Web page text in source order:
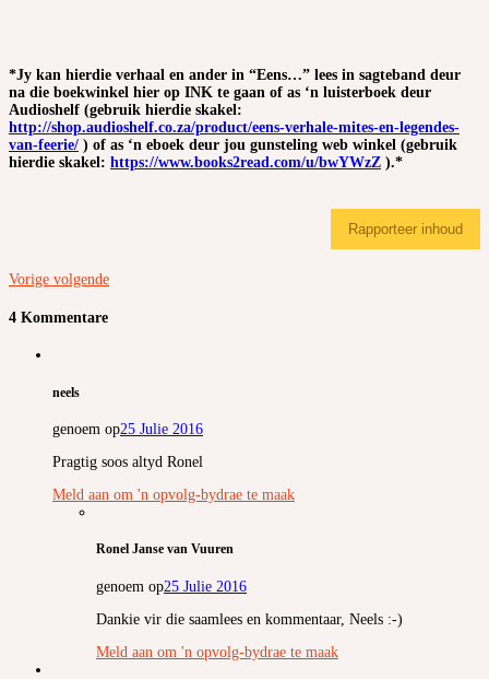
*Jy kan hierdie verhaal en ander in “Eens…” lees in sagteband deur
na die boekwinkel hier op INK te gaan of as ‘n luisterboek deur
Audioshelf (gebruik hierdie skakel:
http://shop.audioshelf.co.za/product/eens-verhale-mites-en-legendes-
van-feerie/ ) of as ‘n eboek deur jou gunsteling web winkel (gebruik
hierdie skakel: https://www.books2read.com/u/bwYWzZ ).*
Rapporteer inhoud
Vorige volgende
4 Kommentare
neels
genoem op25 Julie 2016
Pragtig soos altyd Ronel
Meld aan om 'n opvolg-bydrae te maak
Ronel Janse van Vuuren
genoem op25 Julie 2016
Dankie vir die saamlees en kommentaar, Neels :-)
Meld aan om 'n opvolg-bydrae te maak